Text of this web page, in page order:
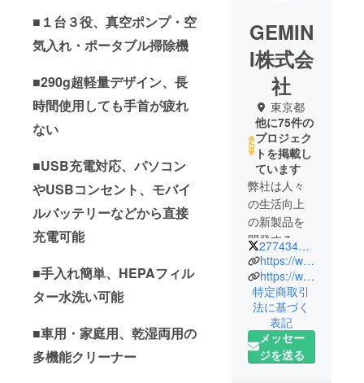
■１台３役、真空ポンプ・空
気入れ・ポータブル掃除機
■290g超軽量デザイン、長
時間使用しても手首が疲れ
ない
■USB充電対応、パソコン
やUSBコンセント、モバイ
ルバッテリーなどから直接
充電可能
■手入れ簡単、HEPAフィル
ター水洗い可能
■車用・家庭用、乾湿両用の
多機能クリーナー
GEMIN
I株式会
社
東京都
他に75件の
プロジェク
トを掲載し
ています
弊社は人々
の生活向上
の新製品を
開発するた
めに設立し
ました。面
白いアイ
ディアや考
えを現実に
するよう、
製品をデザ
277434286
https://www.youtube.com/channel/UCsr-Q3BcBZGi5R_Am5ueo6A/featured
https://www.facebook.com/GEMINIEC2019
特定商取引
法に基づく
表記
メッセー
ジを送る